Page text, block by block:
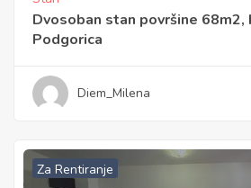
Dvosoban stan površine 68m2,
Podgorica
Diem_Milena
Za Rentiranje